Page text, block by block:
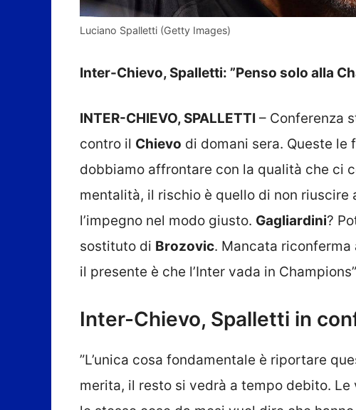
Luciano Spalletti (Getty Images)
Inter-Chievo, Spalletti: ”Penso solo alla
INTER-CHIEVO, SPALLETTI – Conferenza
contro il Chievo di domani sera. Queste le
dobbiamo affrontare con la qualità che ci
mentalità, il rischio è quello di non
l’impegno nel modo giusto. Gagliardini?
sostituto di Brozovic. Mancata riconferma
il presente è che l’Inter vada in Champions”
Inter-Chievo, Spalletti in
”L’unica cosa fondamentale è riportare
merita, il resto si vedrà a tempo debito.